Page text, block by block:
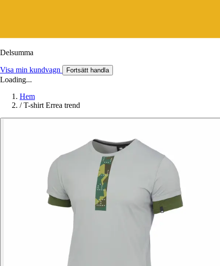
Delsumma
Visa min kundvagn Fortsätt handla
Loading...
Hem
/ T-shirt Errea trend